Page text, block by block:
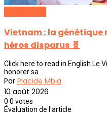
Vietnam : la génétique
héros disparus 🧬
Click here to read in English Le
honorer sa ...
Par Placide Mbia
10 août 2026
0 0 votes
Évaluation de l'article